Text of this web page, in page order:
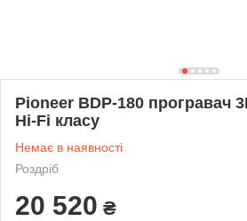
Pioneer BDP-180 програвач
Hi-Fi класу
Немає в наявності
Роздріб
20 520 ₴